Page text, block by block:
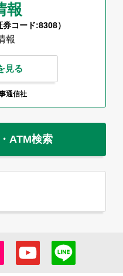
報
コード:8308）
見る
通信社
ATM検索